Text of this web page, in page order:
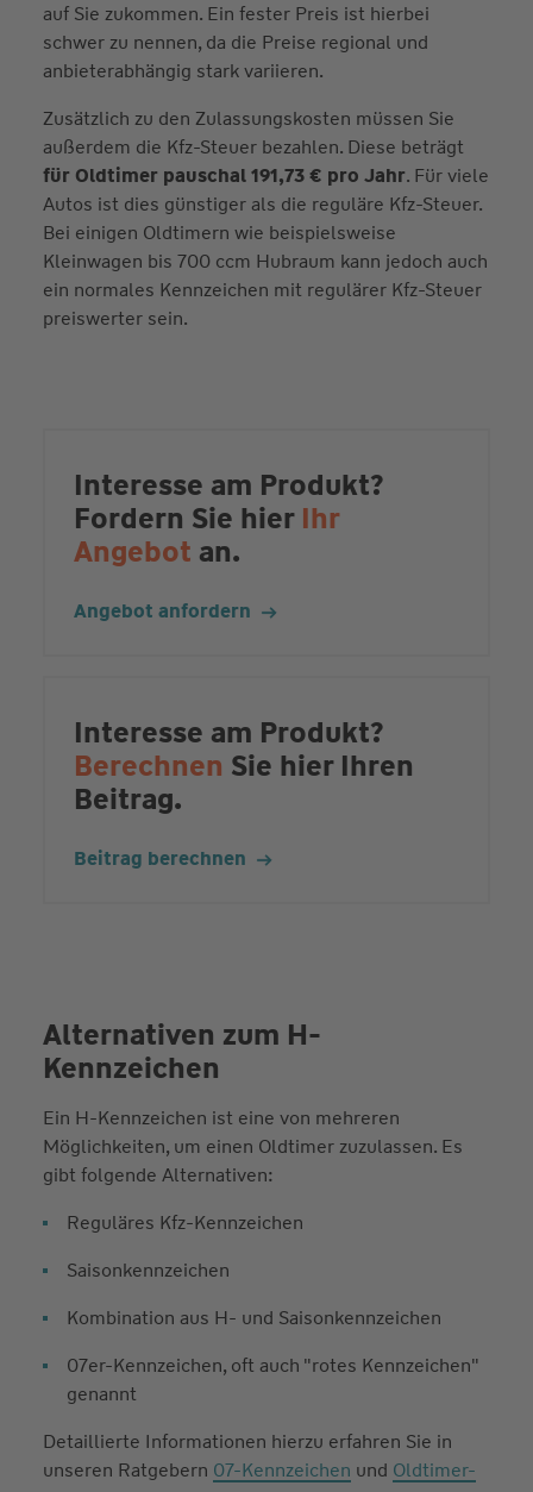
auf Sie zukommen. Ein fester Preis ist hierbei
schwer zu nennen, da die Preise regional und
anbieterabhängig stark variieren.
Zusätzlich zu den Zulassungskosten müssen Sie
außerdem die Kfz-Steuer bezahlen. Diese beträgt
für Oldtimer pauschal 191,73 € pro Jahr. Für viele
Autos ist dies günstiger als die reguläre Kfz-Steuer.
Bei einigen Oldtimern wie beispielsweise
Kleinwagen bis 700 ccm Hubraum kann jedoch auch
ein normales Kennzeichen mit regulärer Kfz-Steuer
preiswerter sein.
Interesse am Produkt?
Fordern Sie hier Ihr
Angebot an.
Angebot anfordern
Interesse am Produkt?
Berechnen Sie hier Ihren
Beitrag.
Beitrag berechnen
Alternativen zum H-
Kennzeichen
Ein H-Kennzeichen ist eine von mehreren
Möglichkeiten, um einen Oldtimer zuzulassen. Es
gibt folgende Alternativen:
Reguläres Kfz-Kennzeichen
Saisonkennzeichen
Kombination aus H- und Saisonkennzeichen
07er-Kennzeichen, oft auch "rotes Kennzeichen"
genannt
Detaillierte Informationen hierzu erfahren Sie in
unseren Ratgebern 07-Kennzeichen und Oldtimer-